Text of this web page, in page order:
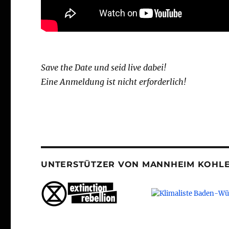
Save the Date und seid live dabei!
Eine Anmeldung ist nicht erforderlich!
UNTERSTÜTZER VON MANNHEIM